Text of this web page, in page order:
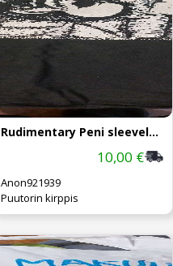
Rudimentary Peni sleeveless tshirt
10,00 €
Anon921939
Puutorin kirppis